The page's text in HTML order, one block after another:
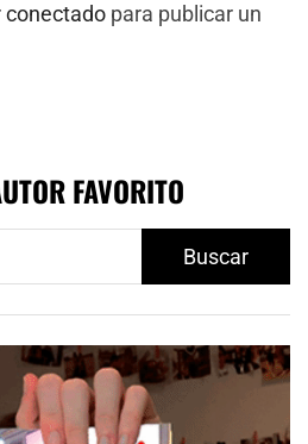
conectado para publicar un
FAVORITO